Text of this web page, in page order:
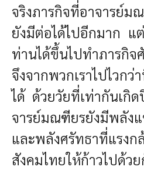
จริงภารกิจที่อาจารย์ม
ยังมีต่อได้ไปอีกมาก แ
ท่านได้ขึ้นไปทำภารกิ
จึงจากพวกเราไปไวก
ได้ ด้วยวัยที่เท่ากันเกิ
จารย์มณฑียรยังมีพลัง
และพลังศรัทธาที่แรงก
สังคมไทยให้ก้าวไปด้ว